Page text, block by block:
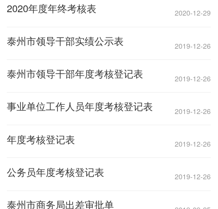
2020年度年终考核表 2020-12-29
泰州市领导干部实绩公示表 2019-12-26
泰州市领导干部年度考核登记表 2019-12-26
事业单位工作人员年度考核登记表 2019-12-26
年度考核登记表 2019-12-26
公务员年度考核登记表 2019-12-26
泰州市商务局出差审批单